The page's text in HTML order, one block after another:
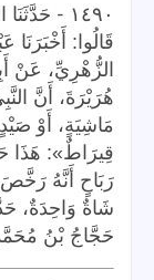
١٤٩٠ -
قَالُوا:
الزُّهْرِيِّ، عَنْ
هُرَيْرَةَ، أَنَّ
مَاشِيَةٍ، أَوْ
قِيرَاطٌ»:
رَبَاحٍ أَنَّهُ
شَاةٌ وَاحِدَةٌ،
حَجَّاجُ بْنُ